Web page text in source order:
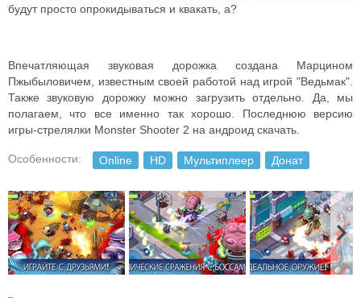
будут просто опрокидываться и квакать, а?
Впечатляющая звуковая дорожка создана Марцином
Пжыбыловичем, известным своей работой над игрой "Ведьмак".
Также звуковую дорожку можно загрузить отдельно. Да, мы
полагаем, что все именно так хорошо. Последнюю версию
игры-стрелялки Monster Shooter 2 на андроид скачать.
Особенности: Online HD Мультиплеер Донат